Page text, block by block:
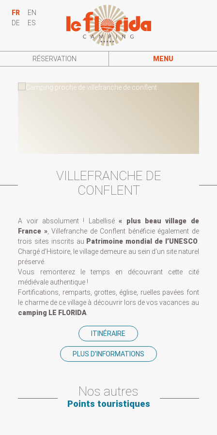
FR
EN
DE
ES
RÉSERVATION MENU
VILLEFRANCHE DE
CONFLENT
A voir absolument ! Labellisé« plus beau village de
France », Villefranche de Conflent bénéficie également de
trois sites inscrits au Patrimoine mondial de l’UNESCO.
Chargé d’Histoire, le village demeure au sein d’un site naturel
préservé.
Vous remonterez le temps en découvrant cette cité
médiévale authentique !
Fortifications, remparts, grottes, église, ruelles pavées font
le charme de ce village à découvrir lors de vos vacances au
camping LE FLORIDA.
ITINÉRAIRE
PLUS D’INFORMATIONS
Nos autres
Points touristiques